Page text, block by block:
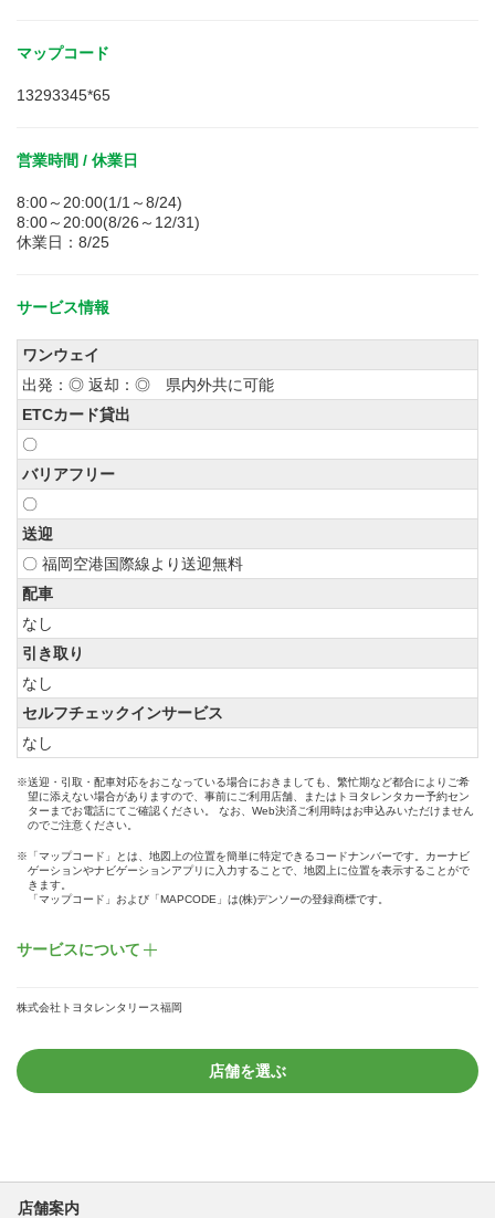
マップコード
13293345*65
営業時間 / 休業日
8:00～20:00(1/1～8/24)
8:00～20:00(8/26～12/31)
休業日：8/25
サービス情報
ワンウェイ
出発：◎ 返却：◎ 県内外共に可能
ETCカード貸出
〇
バリアフリー
〇
送迎
〇 福岡空港国際線より送迎無料
配車
なし
引き取り
なし
セルフチェックインサービス
なし
※送迎・引取・配車対応をおこなっている場合におきましても、繁忙期など都合によりご希
望に添えない場合がありますので、事前にご利用店舗、またはトヨタレンタカー予約セン
ターまでお電話にてご確認ください。 なお、Web決済ご利用時はお申込みいただけません
のでご注意ください。
※「マップコード」とは、地図上の位置を簡単に特定できるコードナンバーです。カーナビ
ゲーションやナビゲーションアプリに入力することで、地図上に位置を表示することがで
きます。
「マップコード」および「MAPCODE」は(株)デンソーの登録商標です。
サービスについて
株式会社トヨタレンタリース福岡
店舗を選ぶ
店舗案内